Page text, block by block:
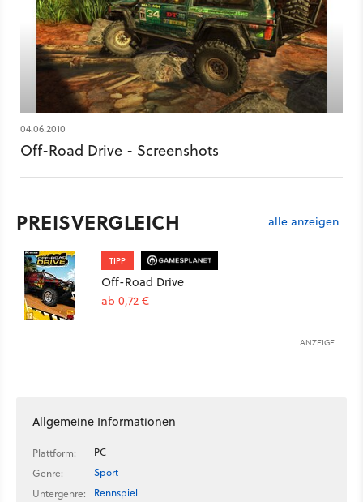
04.06.2010
Off-Road Drive - Screenshots
PREISVERGLEICH alle anzeigen
TIPP
Off-Road Drive
ab 0,72 €
ANZEIGE
Allgemeine Informationen
Plattform:
PC
Genre:
Sport
Untergenre:
Rennspiel